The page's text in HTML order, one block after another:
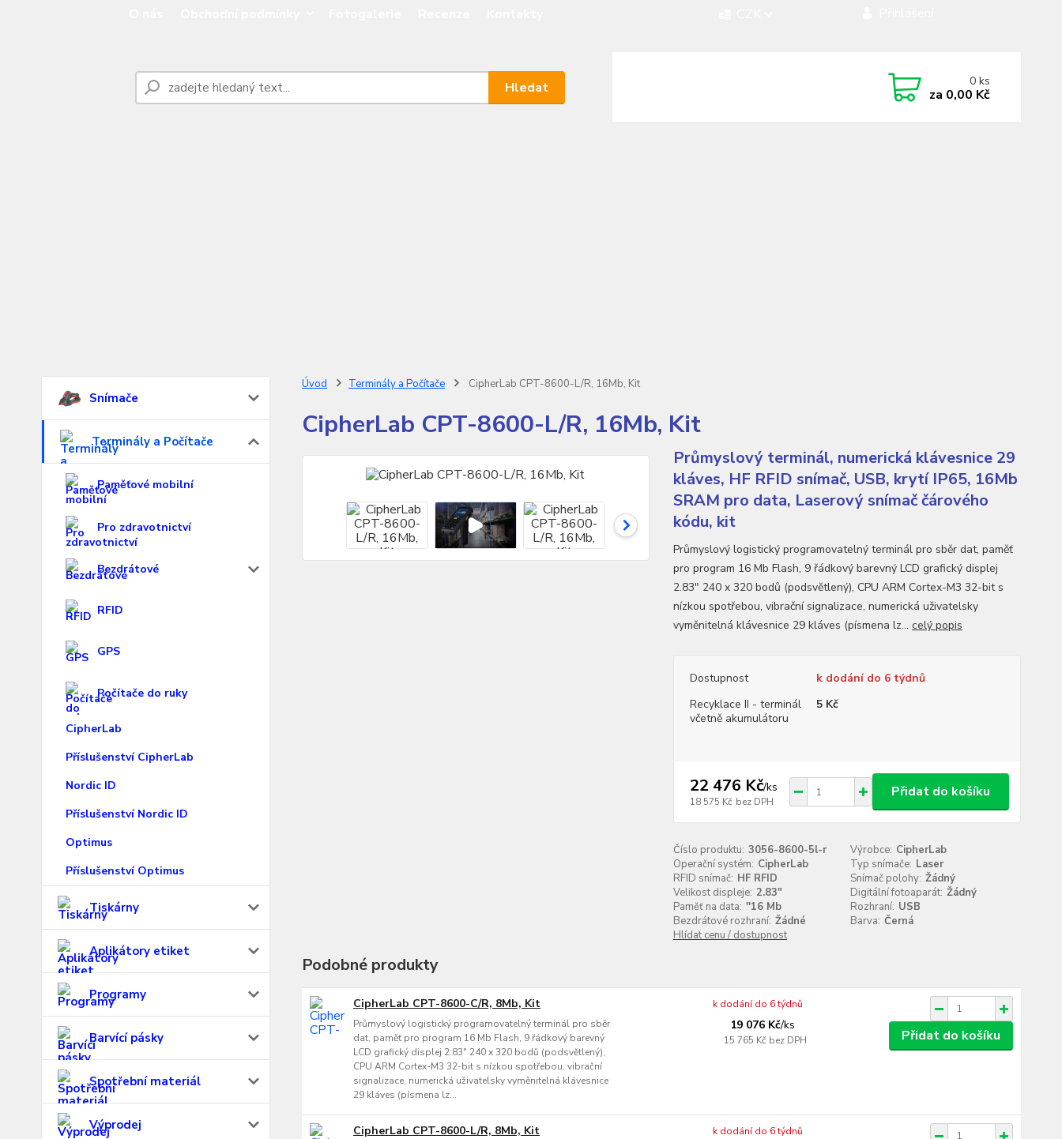
Hledat 0ks
za 0,00 Kč
Snímače
Terminály a Počítače
Paměťové mobilní
Pro zdravotnictví
Bezdrátové
RFID
GPS
Počítače do ruky
CipherLab
Příslušenství CipherLab
Nordic ID
Příslušenství Nordic ID
Optimus
Příslušenství Optimus
Tiskárny
Aplikátory etiket
Programy
Barvící pásky
Spotřební materiál
Výprodej
Úvod Terminály a Počítače CipherLab CPT-8600-L/R, 16Mb, Kit
CipherLab CPT-8600-L/R, 16Mb, Kit
Průmyslový terminál, numerická klávesnice 29
kláves, HF RFID snímač, USB, krytí IP65, 16Mb
SRAM pro data, Laserový snímač čárového
kódu, kit
Průmyslový logistický programovatelný terminál pro sběr dat, paměť
pro program 16 Mb Flash, 9 řádkový barevný LCD grafický displej
2.83" 240 x 320 bodů (podsvětlený), CPU ARM Cortex-M3 32-bit s
nízkou spotřebou, vibrační signalizace, numerická uživatelsky
vyměnitelná klávesnice 29 kláves (písmena lz... celý popis
Dostupnost
k dodání do 6 týdnů
Recyklace II - terminál
včetně akumulátoru
5 Kč
22 476 Kč/ks
18 575 Kč bez DPH
Přidat do košíku
Číslo produktu: 3056-8600-5l-r Výrobce: CipherLab
Operační systém: CipherLab Typ snímače: Laser
RFID snímač: HF RFID Snímač polohy: Žádný
Velikost displeje: 2.83" Digitální fotoaparát: Žádný
Paměť na data: ''16 Mb Rozhraní: USB
Bezdrátové rozhraní: Žádné Barva: Černá
Hlídat cenu / dostupnost
Podobné produkty
CipherLab CPT-8600-C/R, 8Mb, Kit
Průmyslový logistický programovatelný terminál pro sběr
dat, paměť pro program 16 Mb Flash, 9 řádkový barevný
LCD grafický displej 2.83" 240 x 320 bodů (podsvětlený),
CPU ARM Cortex-M3 32-bit s nízkou spotřebou, vibrační
signalizace, numerická uživatelsky vyměnitelná klávesnice
29 kláves (písmena lz...
19 076 Kč/ks
15 765 Kč bez DPH
k dodání do 6 týdnů
Přidat do košíku
CipherLab CPT-8600-L/R, 8Mb, Kit k dodání do 6 týdnů